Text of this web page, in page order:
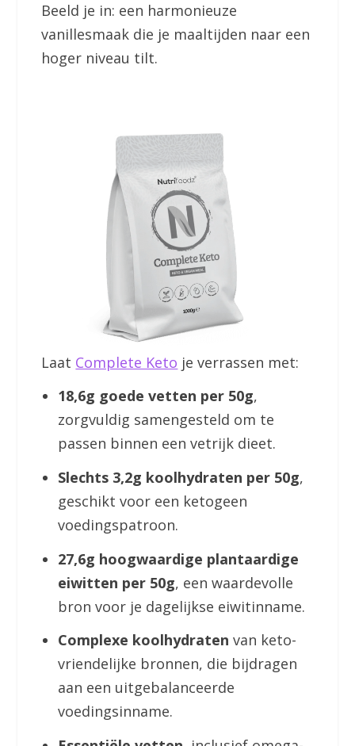
Beeld je in: een harmonieuze
vanillesmaak die je maaltijden naar een
hoger niveau tilt.
Laat Complete Keto je verrassen met:
18,6g goede vetten per 50g,
zorgvuldig samengesteld om te
passen binnen een vetrijk dieet.
Slechts 3,2g koolhydraten per 50g,
geschikt voor een ketogeen
voedingspatroon.
27,6g hoogwaardige plantaardige
eiwitten per 50g, een waardevolle
bron voor je dagelijkse eiwitinname.
Complexe koolhydraten van keto-
vriendelijke bronnen, die bijdragen
aan een uitgebalanceerde
voedingsinname.